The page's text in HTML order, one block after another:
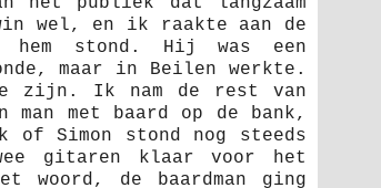
wel, en ik raakte aan de
stond. Hij was een
maar in Beilen werkte.
zijn. Ik nam de rest van
met baard op de bank,
of Simon stond nog steeds
gitaren klaar voor het
woord, de baardman ging